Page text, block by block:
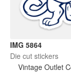
IMG 5864
Die cut stickers
Vintage Outlet